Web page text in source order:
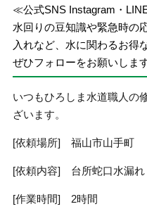
≪公式SNS Instagram・
水回りの豆知識や緊急時の
入れなど、水に関わるお得
ぜひフォローをお願いしま
いつもひろしま水道職人の
ざいます。
[依頼場所] 福山市山手町
[依頼内容] 台所蛇口水漏れ
[作業時間] 2時間